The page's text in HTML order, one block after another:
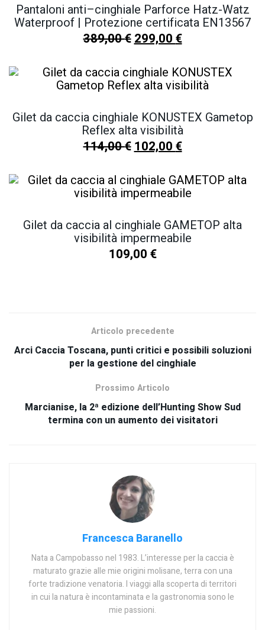
Pantaloni anti–cinghiale Parforce Hatz-Watz
Waterproof | Protezione certificata EN13567
389,00€ 299,00 €
Gilet da caccia cinghiale KONUSTEX Gametop
Reflex alta visibilità
114,00€ 102,00 €
Gilet da caccia al cinghiale GAMETOP alta
visibilità impermeabile
109,00 €
Articolo precedente
Arci Caccia Toscana, punti critici e possibili soluzioni
per la gestione del cinghiale
Prossimo Articolo
Marcianise, la 2ª edizione dell’Hunting Show Sud
termina con un aumento dei visitatori
Francesca Baranello
Nata a Campobasso nel 1983. L’interesse per la caccia è
maturato grazie alle mie origini molisane, terra con una
forte tradizione venatoria. I viaggi alla scoperta di territori
in cui la natura è incontaminata e la gastronomia sono le
mie passioni.